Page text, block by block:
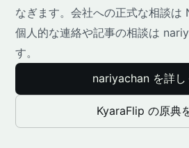
なぎます。会社への正式な相談は
個人的な連絡や記事の相談は
す。
nariyachan を詳し
KyaraFlip の原典